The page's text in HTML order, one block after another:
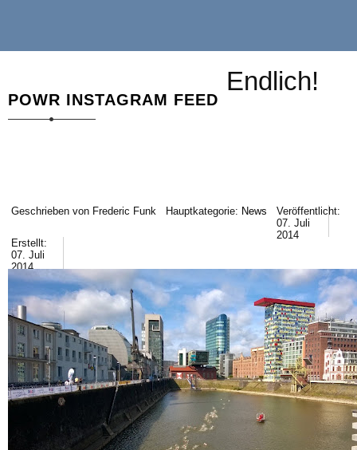
POWR INSTAGRAM FEED
Endlich!
Geschrieben von Frederic Funk Hauptkategorie: News
Veröffentlicht:
07. Juli
2014
Erstellt:
07. Juli
2014